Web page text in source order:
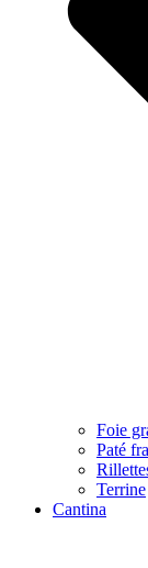
Foie
Paté
Terrine
Cantina